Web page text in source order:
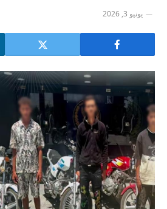
يونيو 3, 2026